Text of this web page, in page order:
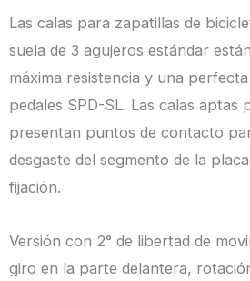
6°
Amarillo
Shimano
Las calas para zapatillas de
suela de 3 agujeros estándar
máxima resistencia y una
pedales SPD-SL. Las calas aptas
presentan puntos de contacto
desgaste del segmento de la
fijación.
Versión con 2° de libertad de
giro en la parte delantera,